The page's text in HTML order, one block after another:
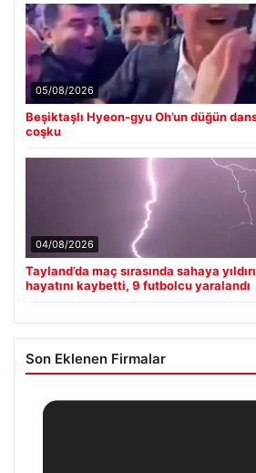
05/08/2026
Beşiktaşlı Hyeon-gyu Oh’un düğün
coşku
04/08/2026
Tayland’da maç sırasında sahaya
hayatını kaybetti, 9 futbolcu yaralandı
Son Eklenen Firmalar